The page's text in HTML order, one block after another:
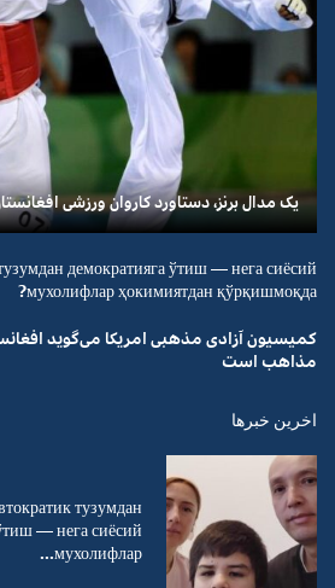
یک مدال برنز، دستاورد کاروان ورزشی افغانستان در
демократияга ўтиш — нега сиёсий
мухолифлар ҳокимиятдан қўрқишмоқда?
کمیسیون آزادی مذهبی امریکا می‌گوید
مذاهب است
اخرین خبرها
тузумдан
— нега сиёсий
мухолифлар...